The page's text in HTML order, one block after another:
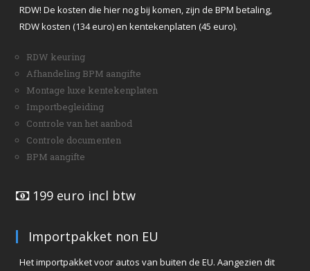
RDW! De kosten die hier nog bij komen, zijn de BPM betaling,
RDW kosten (134 euro) en kentekenplaten (45 euro).
RDW keuring
Afhandeling BPM aangifte
Montage luxe kentekenplaten
Importbegleiding
Controle van het aanbod
Controle documenten
BPM aangifte
199 euro incl btw
Importpakket non EU
Het importpakket voor autos van buiten de EU. Aangezien dit